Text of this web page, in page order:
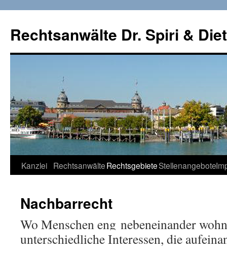
Rechtsanwälte Dr. Spiri &
Springe
Inhalt
Kanzlei RechtsanwälteRechtsgebieteStellenangebote
Nachbarrecht
Wo Menschen eng nebeneinander
unterschiedliche Interessen, die